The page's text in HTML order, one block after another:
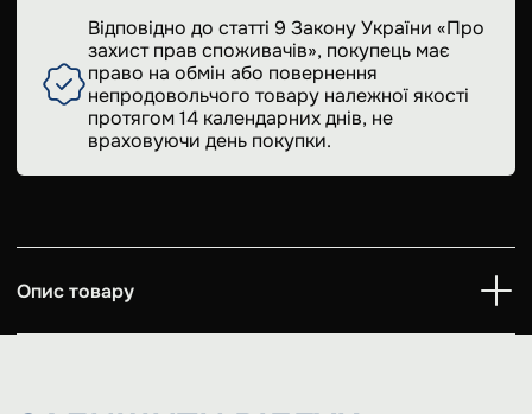
Відповідно до статті 9 Закону України «Про
захист прав споживачів», покупець має
право на обмін або повернення
непродовольчого товару належної якості
протягом 14 календарних днів, не
враховуючи день покупки.
Опис товару